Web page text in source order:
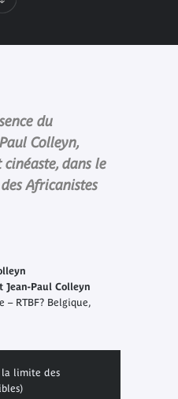
du
Colleyn,
dans le
Africanistes
Paul Colleyn
– RTBF? Belgique,
limite des